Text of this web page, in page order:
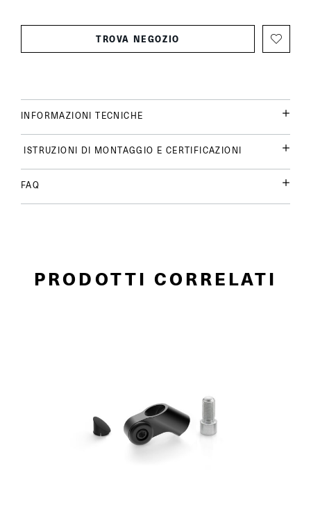
TROVA NEGOZIO
INFORMAZIONI TECNICHE
ISTRUZIONI DI MONTAGGIO E CERTIFICAZIONI
FAQ
PRODOTTI CORRELATI